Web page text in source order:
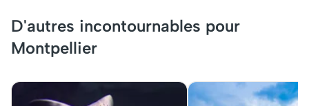
D'autres incontournables pour
Montpellier